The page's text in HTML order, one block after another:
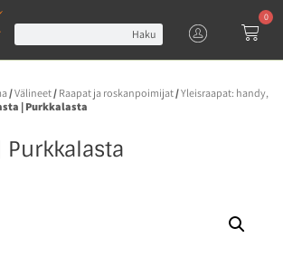
Haku
0
/Välineet/ Raapat ja roskanpoimijat/Yleisraapat: handy,
| Purkkalasta
Purkkalasta